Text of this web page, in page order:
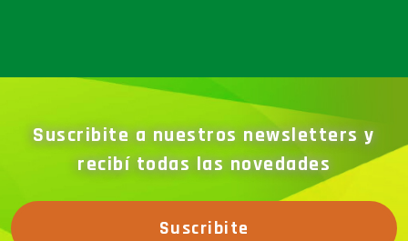
Suscribite a nuestros newsletters y
recibí todas las novedades
Suscribite